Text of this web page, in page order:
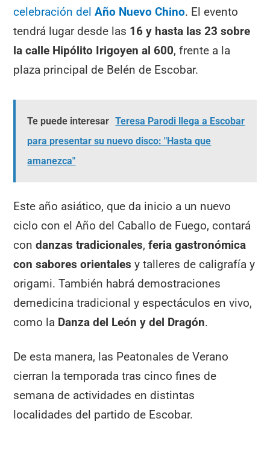
celebración delAño Nuevo Chino. El evento
tendrá lugar desde las 16 y hasta las 23 sobre
la calle Hipólito Irigoyen al 600, frente a la
plaza principal de Belén de Escobar.
Te puede interesar Teresa Parodi llega a Escobar
para presentar su nuevo disco: "Hasta que
amanezca"
Este año asiático, que da inicio a un nuevo
ciclo con el Año del Caballo de Fuego, contará
condanzas tradicionales,feria gastronómica
con sabores orientales y talleres de caligrafía y
origami. También habrá demostraciones
demedicina tradicional y espectáculos en vivo,
como la Danza del León y del Dragón.
De esta manera, las Peatonales de Verano
cierran la temporada tras cinco fines de
semana de actividades en distintas
localidades del partido de Escobar.